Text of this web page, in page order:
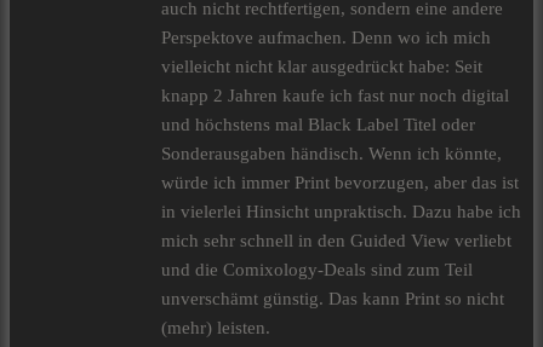
auch nicht rechtfertigen, sondern eine andere
Perspektove aufmachen. Denn wo ich mich
vielleicht nicht klar ausgedrückt habe: Seit
knapp 2 Jahren kaufe ich fast nur noch digital
und höchstens mal Black Label Titel oder
Sonderausgaben händisch. Wenn ich könnte,
würde ich immer Print bevorzugen, aber das ist
in vielerlei Hinsicht unpraktisch. Dazu habe ich
mich sehr schnell in den Guided View verliebt
und die Comixology-Deals sind zum Teil
unverschämt günstig. Das kann Print so nicht
(mehr) leisten.